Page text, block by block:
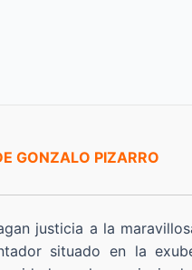
GONZALO PIZARRO
justicia a la
situado en la